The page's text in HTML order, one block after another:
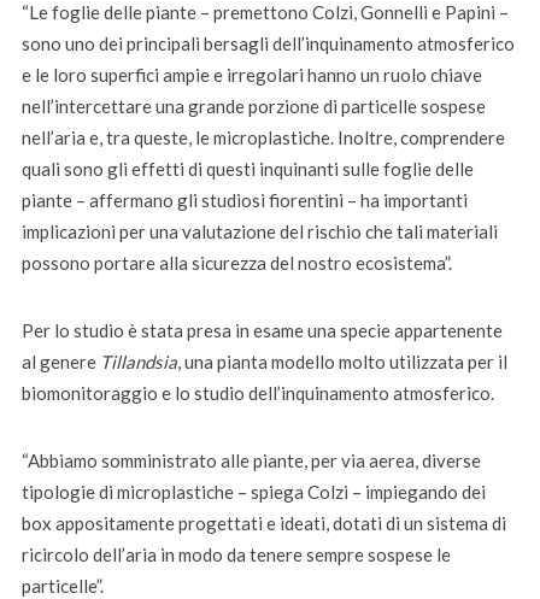
“Le foglie delle piante – premettono Colzi, Gonnelli e Papini –
sono uno dei principali bersagli dell’inquinamento atmosferico
e le loro superfici ampie e irregolari hanno un ruolo chiave
nell’intercettare una grande porzione di particelle sospese
nell’aria e, tra queste, le microplastiche. Inoltre, comprendere
quali sono gli effetti di questi inquinanti sulle foglie delle
piante – affermano gli studiosi fiorentini – ha importanti
implicazioni per una valutazione del rischio che tali materiali
possono portare alla sicurezza del nostro ecosistema”.
Per lo studio è stata presa in esame una specie appartenente
al genere Tillandsia, una pianta modello molto utilizzata per il
biomonitoraggio e lo studio dell’inquinamento atmosferico.
“Abbiamo somministrato alle piante, per via aerea, diverse
tipologie di microplastiche – spiega Colzi – impiegando dei
box appositamente progettati e ideati, dotati di un sistema di
ricircolo dell’aria in modo da tenere sempre sospese le
particelle”.